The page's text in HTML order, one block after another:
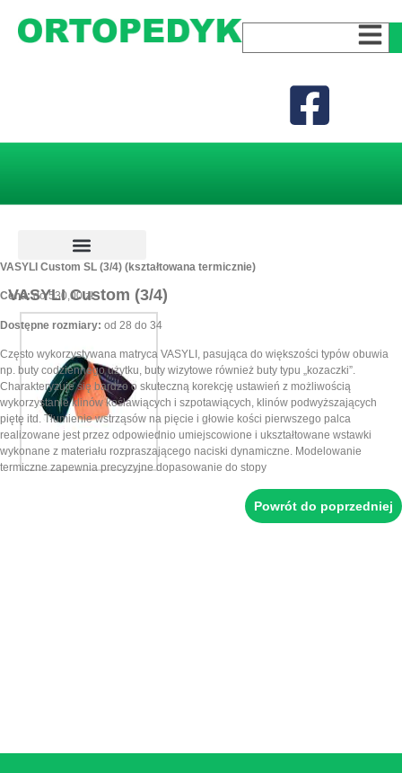
VASYLI Custom (3/4)
VASYLI Custom SL (3/4) (kształtowana termicznie)
Cena:do 530,00 zł
Dostępne rozmiary: od 28 do 34
Często wykorzystywana matryca VASYLI, pasująca do większości typów obuwia
np. buty codziennego użytku, buty wizytowe również buty typu „kozaczki”.
Charakteryzuje się bardzo o skuteczną korekcję ustawień z możliwością
wykorzystanie klinów koślawiących i szpotawiących, klinów podwyższających
piętę itd. Tłumienie wstrząsów na pięcie i głowie kości pierwszego palca
realizowane jest przez odpowiednio umiejscowione i ukształtowane wstawki
wykonane z materiału rozpraszającego naciski dynamiczne. Modelowanie
termiczne zapewnia precyzyjne dopasowanie do stopy
Powrót do poprzedniej